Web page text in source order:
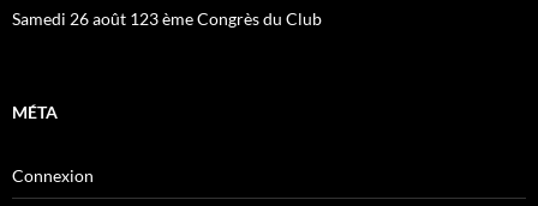
Samedi 26 août 123 ème Congrès du Club
MÉTA
Connexion